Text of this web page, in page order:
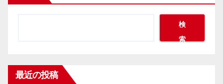
検
索
最近の投稿